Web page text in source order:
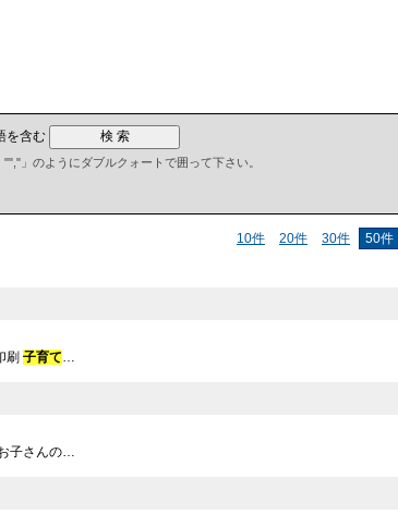
を含む
」のようにダブルクォートで囲って下さい。
10件 20件 30件 50件
刷子育て…
子さんの…